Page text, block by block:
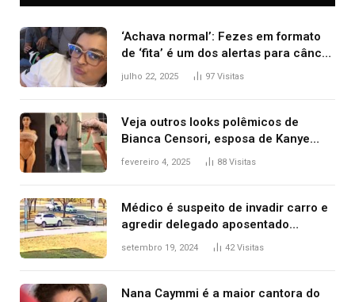
‘Achava normal’: Fezes em formato
de ‘fita’ é um dos alertas para câncer
colorretal; relembre fala de Preta Gil
julho 22, 2025 97 Visitas
Veja outros looks polêmicos de
Bianca Censori, esposa de Kanye
West que apareceu nua no Grammy
fevereiro 4, 2025 88 Visitas
Médico é suspeito de invadir carro e
agredir delegado aposentado
durante confusão no trânsito
setembro 19, 2024 42Visitas
Nana Caymmi é a maior cantora do